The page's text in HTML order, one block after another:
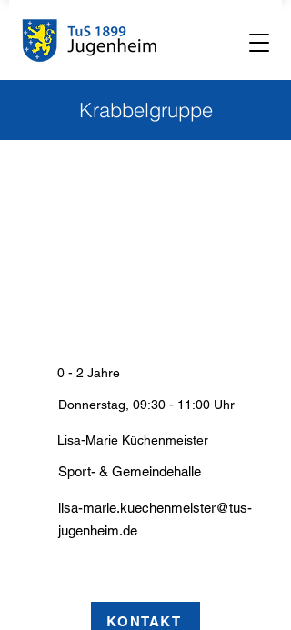
Krabbelgruppe
0 - 2 Jahre
Donnerstag, 09:30 - 11:00 Uhr
Lisa-Marie Küchenmeister
Sport- & Gemeindehalle
lisa-marie.kuechenmeister@tus-
jugenheim.de
KONTAKT